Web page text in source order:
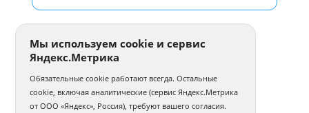
Мы используем cookie и сервис
Яндекс.Метрика
Обязательные cookie работают всегда. Остальные
cookie, включая аналитические (сервис Яндекс.Метрика
от ООО «Яндекс», Россия), требуют вашего согласия.